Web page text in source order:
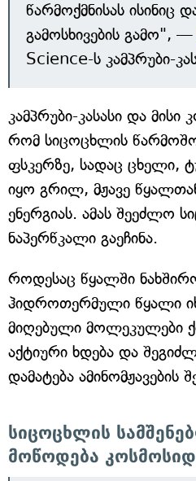
წარმოქმნისას ისინიც
გამოსხივების გამო", —
Science-ს კამპრუბი-
კამპრუბი-კასასი და მისი
რომ სიცოცხლის
ფსკერზე, სადაც ცხელი,
იყო გრილ, მჟავე
ენერგიას. ამას შეეძლო
ნაპერწკალი გაეჩინა.
როდესაც წყალში
ჰიდროთერმული წყალი
მიღებული მოლეკულები
აქტიური ხდება და
დამატება ამინომჟავების
სიცოცხლის
მოწოდება